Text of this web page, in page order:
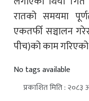
रातको समयमा
एकतर्फी सञ्चालन
पीच)को काम गरिएको
No tags available
प्रकाशित मिति :